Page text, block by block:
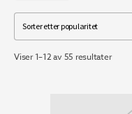
Viser 1–12 av 55 resultaterSortert